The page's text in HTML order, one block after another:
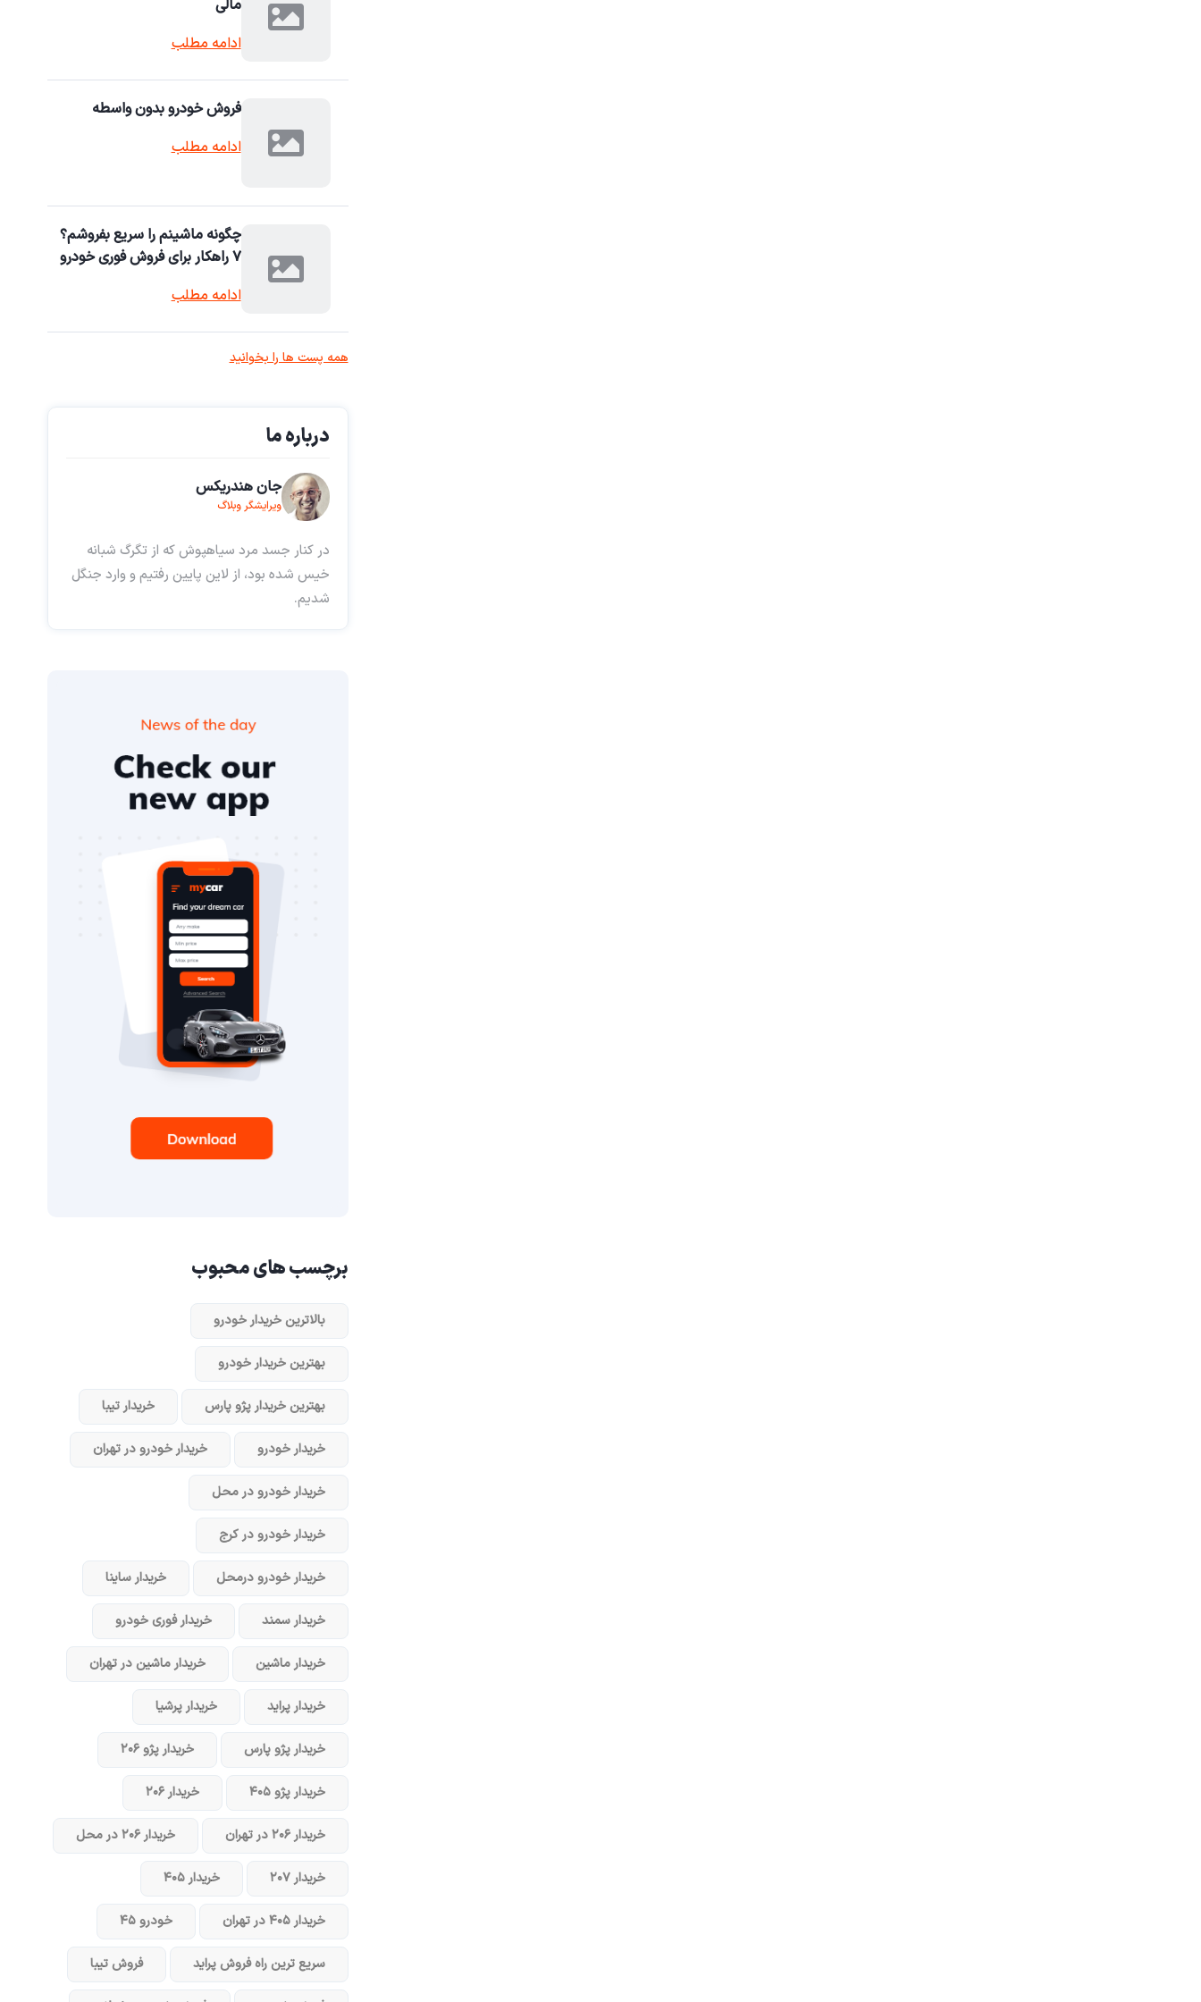
مالی
ادامه مطلب
فروش خودرو بدون واسطه
ادامه مطلب
چگونه ماشینم را سریع بفروشم؟
۷ راهکار برای فروش فوری خودرو
ادامه مطلب
همه پست ها را بخوانید
درباره ما
جان هندریکس
ویرایشگر وبلاگ
در کنار جسد مرد سیاهپوش که از تگرگ شبانه
خیس شده بود، از لاین پایین رفتیم و وارد جنگل
شدیم.
برچسب های محبوب
بالاترین خریدار خودرو
بهترین خریدار خودرو
بهترین خریدار پژو پارس خریدار تیبا
خریدار خودرو خریدار خودرو در تهران
خریدار خودرو در محل
خریدار خودرو در کرج
خریدار خودرو در‌محل خریدار ساینا
خریدار سمند خریدار فوری خودرو
خریدار ماشین خریدار ماشین در تهران
خریدار پراید خریدار پرشیا
خریدار پژو پارس خریدار پژو ۲۰۶
خریدار پژو ۴۰۵ خریدار ۲۰۶
خریدار ۲۰۶ در تهران خریدار ۲۰۶ در محل
خریدار ۲۰۷ خریدار ۴۰۵
خریدار ۴۰۵ در تهران خودرو ۴۵
سریع ترین راه فروش پراید فروش تیبا